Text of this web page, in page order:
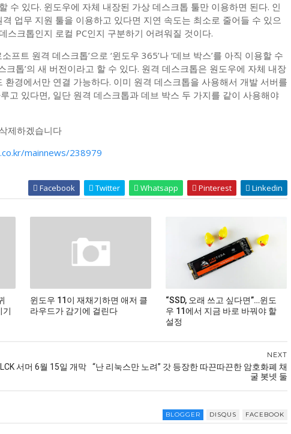
수 있다. 윈도우에 자체 내장된 가상 데스크톱 툴만 이용하면 된다. 인
업무 지원 툴을 이용하고 있다면 지연 속도는 최소로 줄어들 수 있으
스크톱인지 로컬 PC인지 구분하기 어려워질 것이다.
프트 원격 데스크톱’으로 ‘윈도우 365’나 ‘데브 박스’를 아직 이용할 수
크톱’의 새 버전이라고 할 수 있다. 원격 데스크톱은 원도우에 자체 내장
환경에서만 연결 가능하다. 이미 원격 데스크톱을 사용해서 개발 서버를
고 있다면, 일단 원격 데스크톱과 데브 박스 두 가지를 같이 사용해야
제하겠습니다
mainnews/238979
Facebook Twitter Whatsapp Pinterest Linkedin
기
윈도우 11이 재채기하면 애저 클
라우드가 감기에 걸린다
“SSD, 오래 쓰고 싶다면”…윈도
우 11에서 지금 바로 바꿔야 할
설정
NEXT
“난 리눅스만 노려” 갓 등장한 따끈따끈한 암호화폐 채
굴 봇넷 둘
서머 6월 15일 개막
BLOGGER DISQUS FACEBOOK